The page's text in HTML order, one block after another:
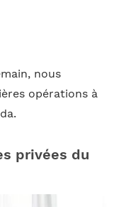
nous
opérations à
privées du